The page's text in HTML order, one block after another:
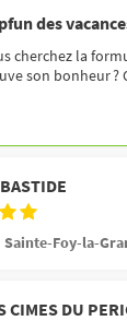
des
cherchez la
son bonheur ?
Sainte-Foy-la-
CIMES DU